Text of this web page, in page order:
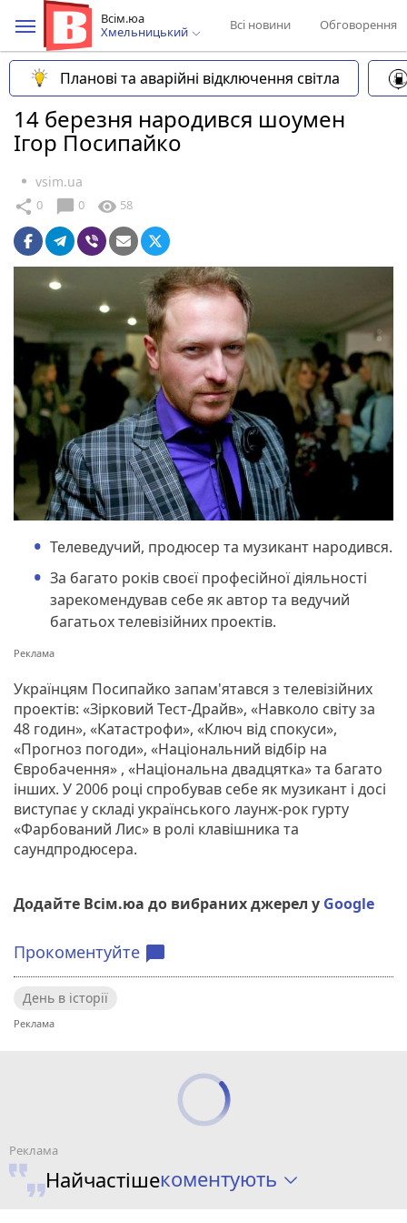
Всім.юа
Хмельницький
Всі новини Обговорення
Планові та аварійні відключення світла
14 березня народився шоумен
Ігор Посипайко
vsim.ua
share 0 chat_bubble 0 visibility 58
Телеведучий, продюсер та музикант народився.
За багато років своєї професійної діяльності
зарекомендував себе як автор та ведучий
багатьох телевізійних проектів.
Українцям Посипайко запам'ятався з телевізійних
проектів: «Зірковий Тест-Драйв», «Навколо світу за
48 годин», «Катастрофи», «Ключ від спокуси»,
«Прогноз погоди», «Національний відбір на
Євробачення» , «Національна двадцятка» та багато
інших. У 2006 році спробував себе як музикант і досі
виступає у складі українського лаунж-рок гурту
«Фарбований Лис» в ролі клавішника та
саундпродюсера.
Додайте Всім.юа до вибраних джерел у Google
Прокоментуйте chat_bubble
День в історії
Найчастішекоментують